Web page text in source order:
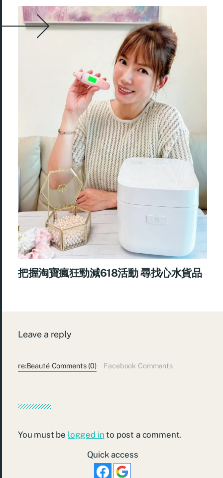
把握淘寶瘋狂勁減618活動 尋找心水貨品
Leave a reply
re:Beauté Comments (0) Facebook Comments
You must be logged in to post a comment.
Quick access